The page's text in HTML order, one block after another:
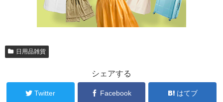
日用品雑貨
シェアする
Twitter Facebook はてブ